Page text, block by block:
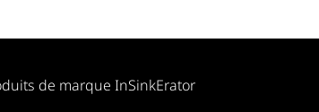
de marque InSinkErator